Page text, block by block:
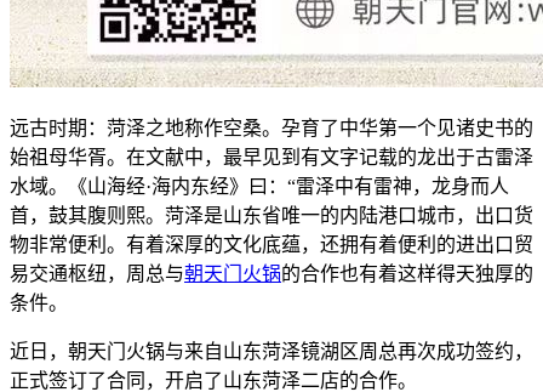
远古时期：菏泽之地称作空桑。孕育了中华第一个见诸史书的
始祖母华胥。在文献中，最早见到有文字记载的龙出于古雷泽
水域。《山海经·海内东经》曰：“雷泽中有雷神，龙身而人
首，鼓其腹则熙。菏泽是山东省唯一的内陆港口城市，出口货
物非常便利。有着深厚的文化底蕴，还拥有着便利的进出口贸
易交通枢纽，周总与朝天门火锅的合作也有着这样得天独厚的
条件。
近日，朝天门火锅与来自山东菏泽镜湖区周总再次成功签约，
正式签订了合同，开启了山东菏泽二店的合作。